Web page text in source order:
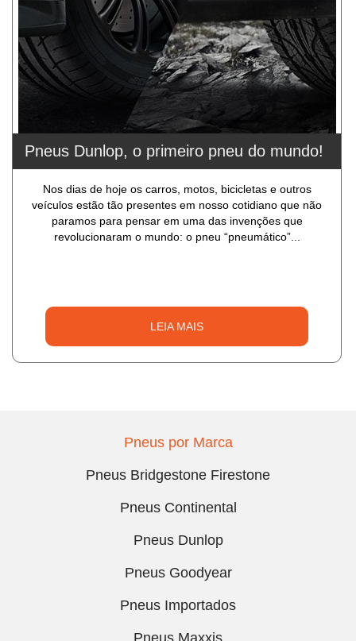
Pneus Dunlop, o primeiro pneu do mundo!
Nos dias de hoje os carros, motos, bicicletas e outros
veículos estão tão presentes em nosso cotidiano que não
paramos para pensar em uma das invenções que
revolucionaram o mundo: o pneu “pneumático”...
LEIA MAIS
Pneus por Marca
Pneus Bridgestone Firestone
Pneus Continental
Pneus Dunlop
Pneus Goodyear
Pneus Importados
Pneus Maxxis